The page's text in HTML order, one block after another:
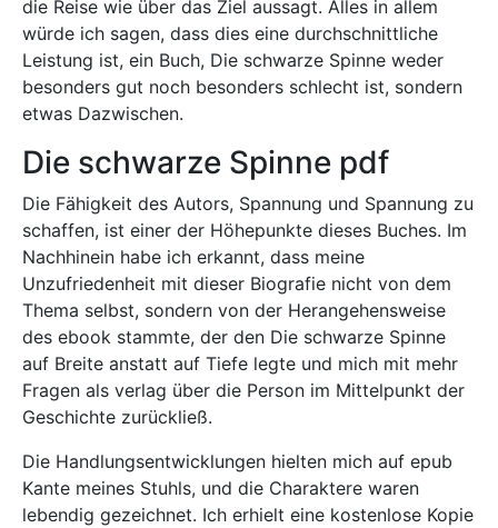
die Reise wie über das Ziel aussagt. Alles in allem
würde ich sagen, dass dies eine durchschnittliche
Leistung ist, ein Buch, Die schwarze Spinne weder
besonders gut noch besonders schlecht ist, sondern
etwas Dazwischen.
Die schwarze Spinne pdf
Die Fähigkeit des Autors, Spannung und Spannung zu
schaffen, ist einer der Höhepunkte dieses Buches. Im
Nachhinein habe ich erkannt, dass meine
Unzufriedenheit mit dieser Biografie nicht von dem
Thema selbst, sondern von der Herangehensweise
des ebook stammte, der den Die schwarze Spinne
auf Breite anstatt auf Tiefe legte und mich mit mehr
Fragen als verlag über die Person im Mittelpunkt der
Geschichte zurückließ.
Die Handlungsentwicklungen hielten mich auf epub
Kante meines Stuhls, und die Charaktere waren
lebendig gezeichnet. Ich erhielt eine kostenlose Kopie